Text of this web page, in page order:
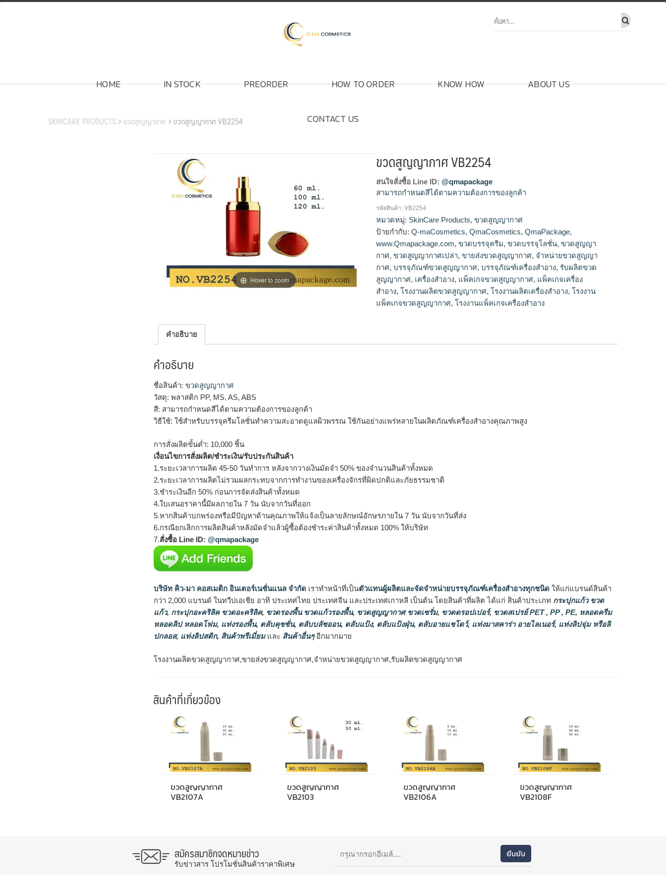
Skip
HOME IN STOCK PREORDER HOW TO ORDER KNOW HOW ABOUT US
CONTACT US
SKINCARE PRODUCTS ขวดสูญญากาศ ขวดสูญญากาศ VB2254
Hover to zoom
ขวดสูญญากาศ VB2254
สนใจสั่งซื้อ Line ID: @qmapackage
สามารถกำหนดสีได้ตามความต้องการของลูกค้า
โรงงานผลิตขวดสูญญากาศ,ขายส่งขวดสูญญากาศ,จำหน่ายขวดสูญญา
กาศ,รับผลิตขวดสูญญากาศ
รหัสสินค้า:VB2254
หมวดหมู่: SkinCare Products,ขวดสูญญากาศ
ป้ายกำกับ:Q-maCosmetics,QmaCosmetics,QmaPackage,
www.Qmapackage.com,ขวดบรรจุครีม,ขวดบรรจุโลชั่น,ขวดสูญญา
กาศ,ขวดสูญญากาศเปล่า,ขายส่งขวดสูญญากาศ, จำหน่ายขวดสูญญา
กาศ,บรรจุภัณฑ์ขวดสูญญากาศ,บรรจุภัณฑ์เครื่องสำอาง, รับผลิตขวด
สูญญากาศ, เครื่องสำอาง, แพ็คเกจขวดสูญญากาศ, แพ็คเกจเครื่อง
สำอาง,โรงงานผลิตขวดสูญญากาศ,โรงงานผลิตเครื่องสำอาง,โรงงาน
แพ็คเกจขวดสูญญากาศ,โรงงานแพ็คเกจเครื่องสำอาง
คำอธิบาย
คำอธิบาย
ชื่อสินค้า: ขวดสูญญากาศ
วัสดุ: พลาสติก PP, MS, AS, ABS
สี: สามารถกำหนดสีได้ตามความต้องการของลูกค้า
วิธีใช้: ใช้สำหรับบรรจุครีมโลชั่นทำความสะอาดดูแลผิวพรรณ ใช้กันอย่างแพร่หลายในผลิตภัณฑ์เครื่องสำอางคุณภาพสูง
การสั่งผลิตขั้นต่ำ: 10,000 ชิ้น
เงื่อนไขการสั่งผลิต/ชำระเงิน/รับประกันสินค้า
1.ระยะเวลาการผลิต 45-50 วันทำการ หลังจากวางเงินมัดจำ 50% ของจำนวนสินค้าทั้งหมด
2.ระยะเวลาการผลิตไม่รวมผลกระทบจากการทำงานของเครื่องจักรที่ผิดปกติและภัยธรรมชาติ
3.ชำระเงินอีก 50% ก่อนการจัดส่งสินค้าทั้งหมด
4.ใบเสนอราคานี้มีผลภายใน 7 วัน นับจากวันที่ออก
5.หากสินค้าบกพร่องหรือมีปัญหาด้านคุณภาพให้แจ้งเป็นลายลักษณ์อักษรภายใน 7 วัน นับจากวันที่ส่ง
6.กรณียกเลิกการผลิตสินค้าหลังมัดจำแล้วผู้ซื้อต้องชำระค่าสินค้าทั้งหมด 100% ให้บริษัท
7.สั่งซื้อ Line ID: @qmapackage
บริษัท คิว-มา คอสเมติก อินเตอร์เนชั่นแนล จำกัด เราทำหน้าที่เป็นตัวแทนผู้ผลิตและจัดจำหน่ายบรรจุภัณฑ์เครื่องสำอางทุกชนิด ให้แก่แบรนด์สินค้า
กว่า 2,000 แบรนด์ ในทวีปเอเชีย อาทิ ประเทศไทย ประเทศจีน และประเทศเกาหลี เป็นต้น โดยสินค้าที่ผลิต ได้แก่ สินค้าประเภท กระปุกแก้ว ขวด
แก้ว, กระปุกอะคริลิค ขวดอะคริลิค, ขวดรองพื้น ขวดแก้วรองพื้น, ขวดสูญญากาศ ขวดเซรั่ม, ขวดดรอปเปอร์, ขวดสเปรย์ PET , PP , PE, หลอดครีม
หลอดลิป หลอดโฟม, แท่งรองพื้น, ตลับคุชชั่น, ตลับบลัชออน, ตลับแป้ง, ตลับแป้งฝุ่น, ตลับอายแชโดว์, แท่งมาสคาร่า อายไลเนอร์, แท่งลิปจุ่ม หรือลิ
ปกลอส, แท่งลิปสติก, สินค้าพรีเมี่ยมและ สินค้าอื่นๆอีกมากมาย
โรงงานผลิตขวดสูญญากาศ,ขายส่งขวดสูญญากาศ,จำหน่ายขวดสูญญากาศ,รับผลิตขวดสูญญากาศ
สินค้าที่เกี่ยวข้อง
ขวดสูญญากาศ
VB2107A
ขวดสูญญากาศ
VB2103
ขวดสูญญากาศ
VB2106A
ขวดสูญญากาศ
VB2108F
สมัครสมาชิกจดหมายข่าว
รับข่าวสาร โปรโมชั่นสินค้าราคาพิเศษ